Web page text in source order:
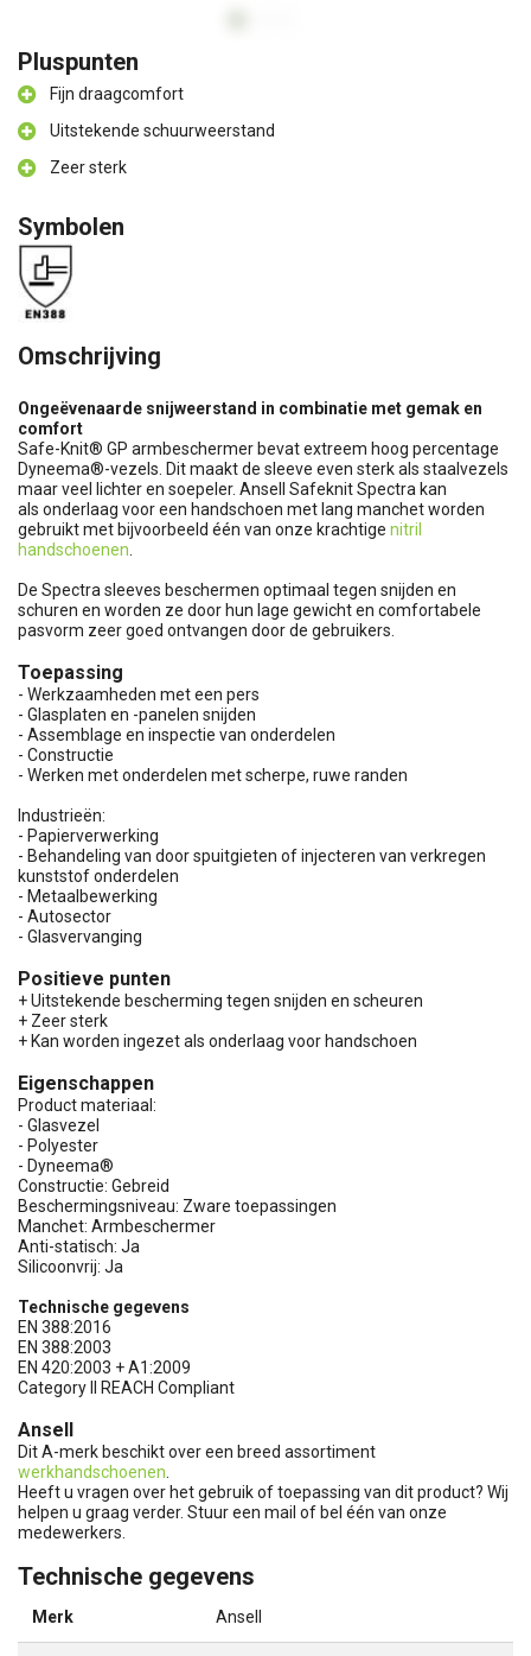
Pluspunten
Fijn draagcomfort
Uitstekende schuurweerstand
Zeer sterk
Symbolen
Omschrijving
Ongeëvenaarde snijweerstand in combinatie met gemak en
comfort
Safe-Knit® GP armbeschermer bevat extreem hoog percentage
Dyneema®-vezels. Dit maakt de sleeve even sterk als staalvezels
maar veel lichter en soepeler. Ansell Safeknit Spectra kan
als onderlaag voor een handschoen met lang manchet worden
gebruikt met bijvoorbeeld één van onze krachtige nitril
handschoenen
De Spectra sleeves beschermen optimaal tegen snijden en
schuren en worden ze door hun lage gewicht en comfortabele
pasvorm zeer goed ontvangen door de gebruikers.
Toepassing
- Werkzaamheden met een pers
- Glasplaten en -panelen snijden
- Assemblage en inspectie van onderdelen
- Constructie
- Werken met onderdelen met scherpe, ruwe randen
Industrieën:
- Papierverwerking
- Behandeling van door spuitgieten of injecteren van verkregen
kunststof onderdelen
- Metaalbewerking
- Autosector
- Glasvervanging
Positieve punten
+ Uitstekende bescherming tegen snijden en scheuren
+ Zeer sterk
+ Kan worden ingezet als onderlaag voor handschoen
Eigenschappen
Product materiaal:
- Glasvezel
- Polyester
- Dyneema®
Constructie: Gebreid
Beschermingsniveau: Zware toepassingen
Manchet: Armbeschermer
Anti-statisch: Ja
Silicoonvrij: Ja
Technische gegevens
EN 388:2016
EN 388:2003
EN 420:2003 + A1:2009
Category II REACH Compliant
Ansell
Dit A-merk beschikt over een breed assortiment
werkhandschoenen
Heeft u vragen over het gebruik of toepassing van dit product? Wij
helpen u graag verder. Stuur een mail of bel één van onze
medewerkers.
Technische gegevens
Merk Ansell